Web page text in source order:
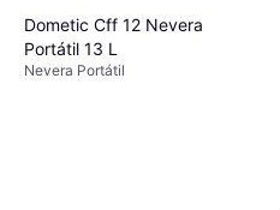
Dometic Cff 12 Nevera
Portátil 13 L
Nevera Portátil